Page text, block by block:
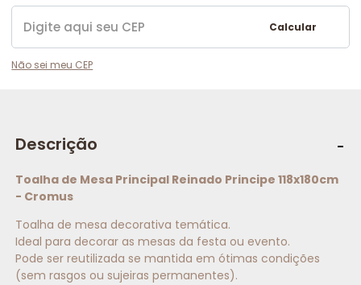
Calcular
Não sei meu CEP
Descrição
Toalha de Mesa Principal Reinado Principe 118x180cm
- Cromus
Toalha de mesa decorativa temática.
Ideal para decorar as mesas da festa ou evento.
Pode ser reutilizada se mantida em ótimas condições
(sem rasgos ou sujeiras permanentes).